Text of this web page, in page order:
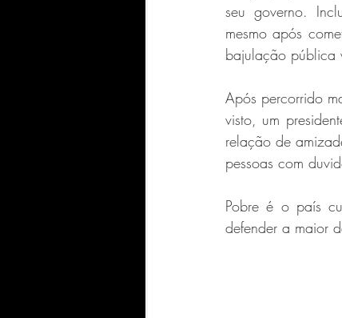
seu governo.
mesmo após
bajulação pública
Após percorrido
visto, um
relação de
pessoas com
Pobre é o país
defender a maior